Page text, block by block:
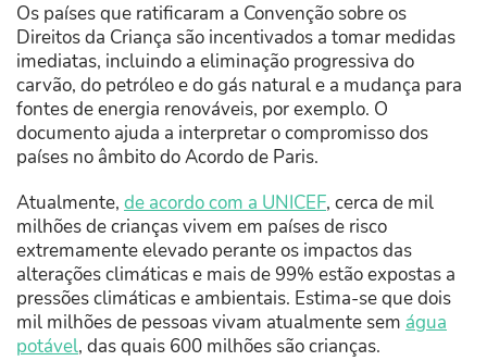
Os países que ratificaram a Convenção sobre os
Direitos da Criança são incentivados a tomar medidas
imediatas, incluindo a eliminação progressiva do
carvão, do petróleo e do gás natural e a mudança para
fontes de energia renováveis, por exemplo. O
documento ajuda a interpretar o compromisso dos
países no âmbito do Acordo de Paris.
Atualmente, de acordo com a UNICEF, cerca de mil
milhões de crianças vivem em países de risco
extremamente elevado perante os impactos das
alterações climáticas e mais de 99% estão expostas a
pressões climáticas e ambientais. Estima-se que dois
mil milhões de pessoas vivam atualmente sem água
potável, das quais 600 milhões são crianças.